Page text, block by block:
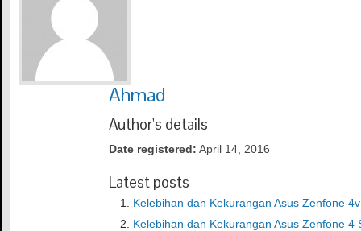
Ahmad
Author's details
Date registered: April 14, 2016
Latest posts
Kelebihan dan Kekurangan Asus Zenfone 4v
Kelebihan dan Kekurangan Asus Zenfone 4